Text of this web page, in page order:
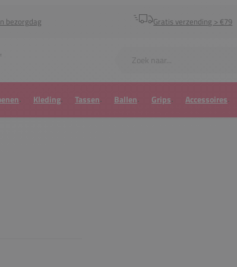
bezorgdag Gratis verzending > €79
Kleding Tassen Ballen Grips Accessoires